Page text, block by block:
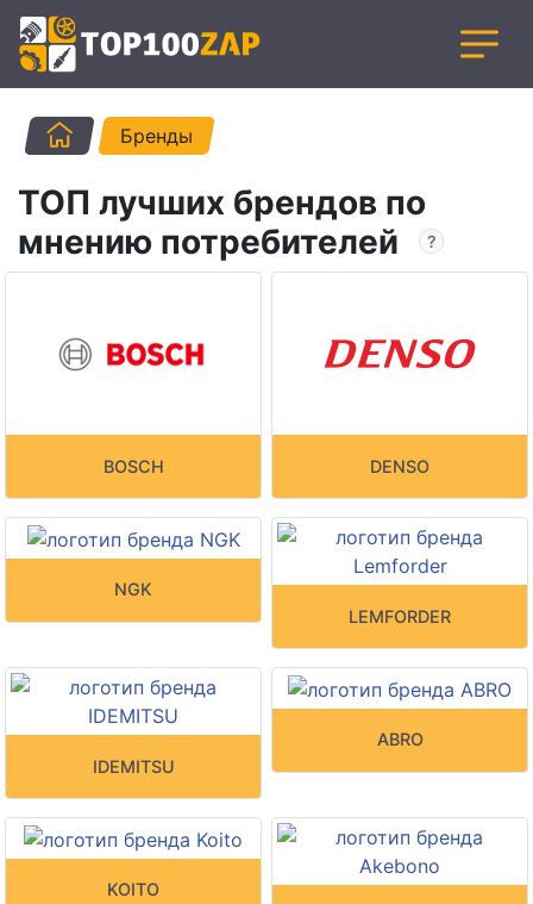
ГлавнаяБренды
ТОП лучших брендов по
мнению потребителей
BOSCH DENSO
NGK
LEMFORDER
IDEMITSU
ABRO
KOITO